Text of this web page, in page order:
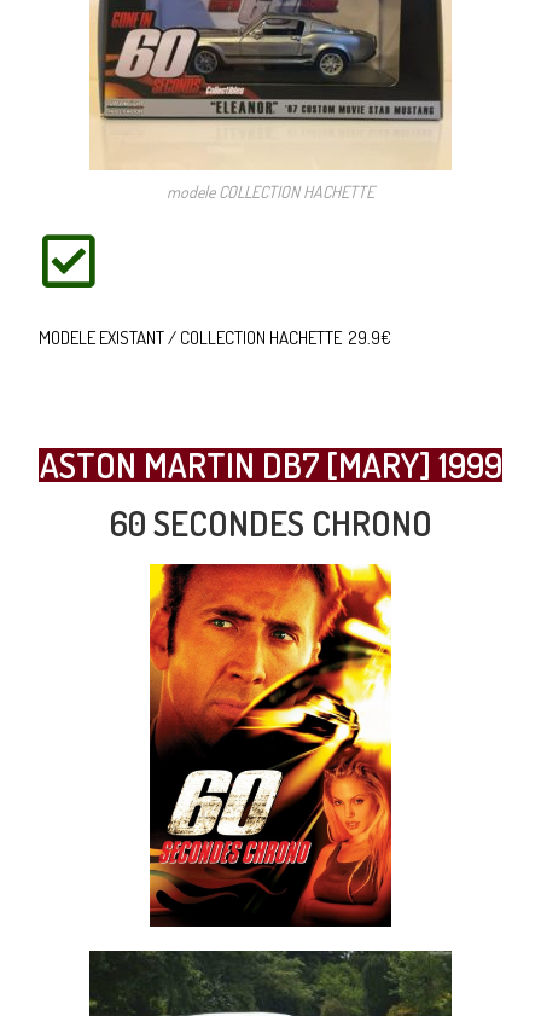
modele COLLECTION HACHETTE
MODELE EXISTANT / COLLECTION HACHETTE 29.9€
ASTON MARTIN DB7 [MARY] 1999
60 SECONDES CHRONO